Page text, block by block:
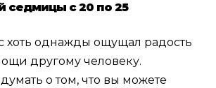
седмицы с 20 по 25
хоть однажды ощущал радость
другому человеку.
о том, что вы можете